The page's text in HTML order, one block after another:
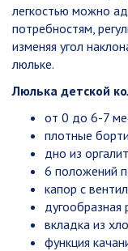
легкостью можно
потребностям,
изменяя угол
люльке.
Люлька детской
от 0 до 6-7
плотные
дно из
6 положений
капор с
дугообразная
вкладка из
функция